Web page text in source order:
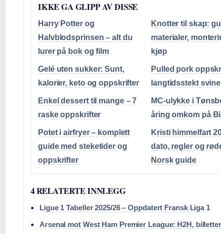
IKKE GA GLIPP AV DISSE
Harry Potter og
Halvblodsprinsen – alt du
lurer på bok og film
Knotter til skap:
materialer,
kjøp
Gelé uten sukker: Sunt,
kalorier, keto og oppskrifter
Pulled pork
langtidsstekt
Enkel dessert til mange – 7
raske oppskrifter
MC-ulykke i
åring omkom på
Potet i airfryer – komplett
guide med steketider og
oppskrifter
Kristi himmelfart
dato, regler og
Norsk guide
4 RELATERTE INNLEGG
Ligue 1 Tabeller 2025/26 – Oppdatert Fransk Liga 1
Arsenal mot West Ham Premier League: H2H,